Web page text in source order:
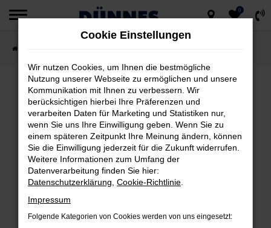
Zum
springen
0
FEHLER: NETWORK ERROR
Beim Laden ist ein Fehler aufgetreten.
Hier sind ein paar Tipps, die dir helfen können:
Überprüfe deine Firewall und deine
Internetverbindung.
Laden andere Webseiten, zum Beispiel
deine Suchmaschine?
Cookie Einstellungen
Wir nutzen Cookies, um Ihnen die bestmögliche
Nutzung unserer Webseite zu ermöglichen und unsere
Kommunikation mit Ihnen zu verbessern. Wir
berücksichtigen hierbei Ihre Präferenzen und
verarbeiten Daten für Marketing und Statistiken nur,
wenn Sie uns Ihre Einwilligung geben. Wenn Sie zu
einem späteren Zeitpunkt Ihre Meinung ändern, können
Sie die Einwilligung jederzeit für die Zukunft widerrufen.
Weitere Informationen zum Umfang der
Datenverarbeitung finden Sie hier:
Datenschutzerklärung Cookie-Richtlinie
Impressum
Folgende Kategorien von Cookies werden von uns eingesetzt: